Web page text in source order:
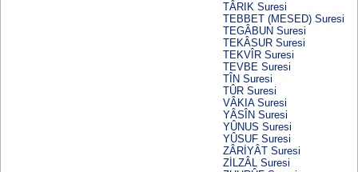
TÂRIK Suresi
TEBBET (MESED) Suresi
TEGÂBUN Suresi
TEKÂSUR Suresi
TEKVÎR Suresi
TEVBE Suresi
TÎN Suresi
TÛR Suresi
VÂKIA Suresi
YÂSÎN Suresi
YÛNUS Suresi
YÛSUF Suresi
ZÂRİYÂT Suresi
ZİLZÂL Suresi